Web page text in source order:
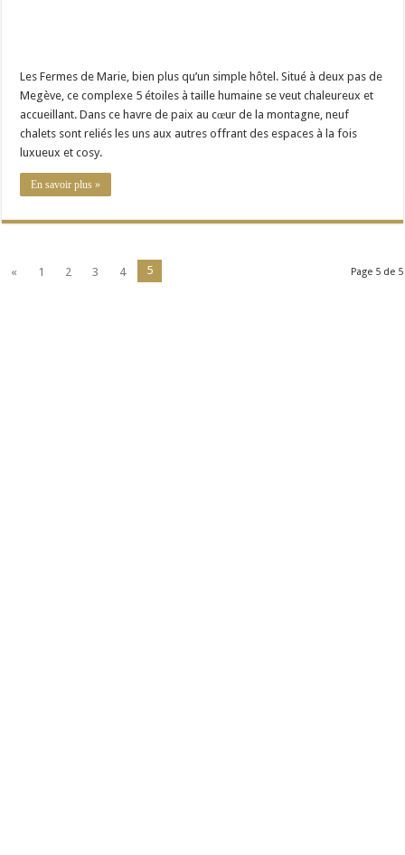
Les Fermes de Marie, bien plus qu’un simple hôtel. Situé à deux pas de
Megève, ce complexe 5 étoiles à taille humaine se veut chaleureux et
accueillant. Dans ce havre de paix au cœur de la montagne, neuf
chalets sont reliés les uns aux autres offrant des espaces à la fois
luxueux et cosy.
En savoir plus »
Page 5 de 5
« 1 2 3 4 5